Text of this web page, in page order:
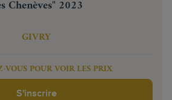
Chenèves" 2023
GIVRY
VOUS POUR VOIR LES PRIX
S'inscrire